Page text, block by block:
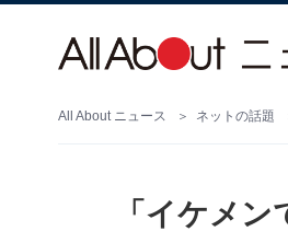
All About ニュース ネットの話題
「イケメ